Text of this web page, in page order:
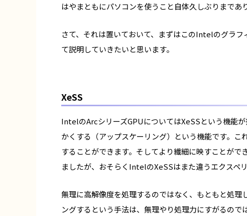
はやまともにパソコンを使うこと自体久しぶりまであ
さて、それは置いておいて、まずはこのIntelのグラ
て説明していきたいと思います。
XeSS
IntelのArcシリーズGPUについてはXeSSという機能
かくする（アップスケーリング）という機能です。
することができます。そしてより繊細に映すことが
ましたが、おそらくIntelのXeSSはまた違うエクスペ
無理に高解像度を処理するのではなく、もともと処理
ングするという手法は、無理やり処理力にすがるの